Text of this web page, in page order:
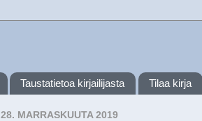
Taustatietoa kirjailijasta Tilaa kirja
28. MARRASKUUTA 2019